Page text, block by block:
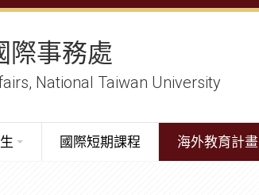
際事務處
National Taiwan University
國際短期課程 海外教育計畫